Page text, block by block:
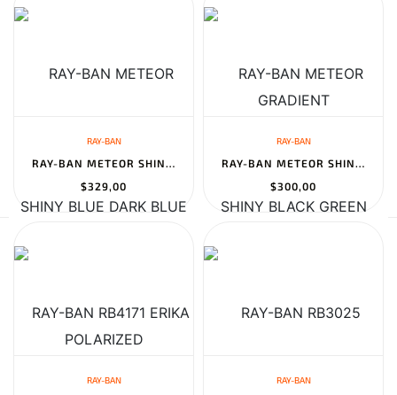
RAY-BAN
RAY-BAN METEOR SHINY BLUE DARK BLUE POLARIZED
$329,00
RAY-BAN
RAY-BAN METEOR SHINY BLACK GREEN
$300,00
RAY-BAN RAY-BAN